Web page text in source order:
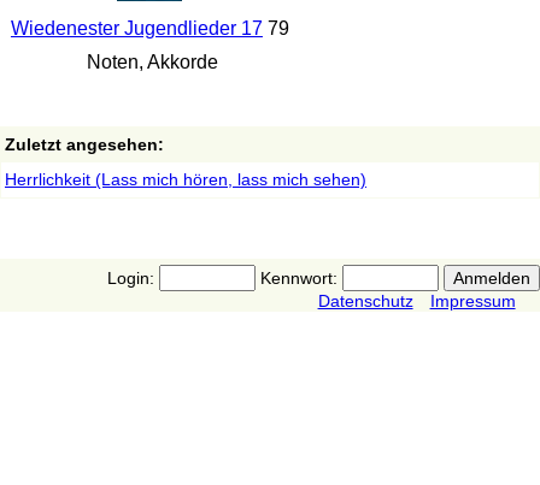
Wiedenester Jugendlieder 1779
Noten, Akkorde
Zuletzt angesehen:
Herrlichkeit (Lass mich hören, lass mich sehen)
Login:
Kennwort:
Datenschutz
Impressum